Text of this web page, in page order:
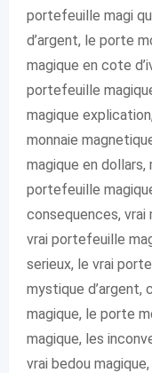
portefeuille magi
d’argent, le porte
magique en cote
portefeuille
magique
monnaie
magique en
portefeuille
consequences, vrai
vrai portefeuille
serieux, le vrai
mystique d’argent,
magique, le porte
magique, les
vrai bedou